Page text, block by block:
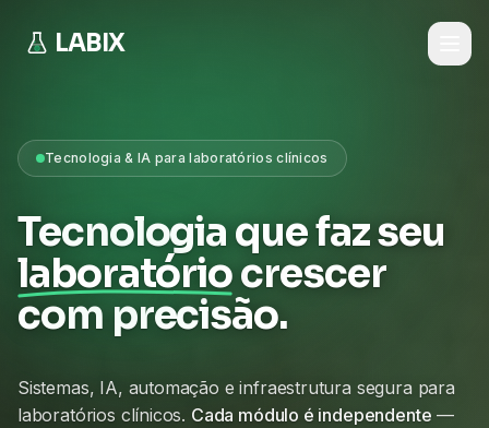
LABIX
Tecnologia & IA para laboratórios clínicos
Tecnologia que faz seu
laboratóriocrescer
com precisão.
Sistemas, IA, automação e infraestrutura segura para
laboratórios clínicos. Cada módulo é independente —